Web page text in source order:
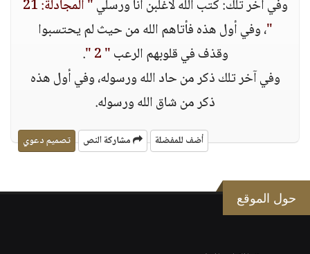
وفي آخر تلك: كتب الله لأغلبن أنا ورسلي
" المجادلة: 21
"، وفي أول هذه فأتاهم الله من حيث لم يحتسبوا
وقذف في قلوبهم الرعب" 2 "
.
وفي آخر تلك ذكر من حاد الله ورسوله، وفي أول هذه
ذكر من شاق الله ورسوله.
أضف للمفضلة مشاركة النص تصميم دعوي
حول الموقع